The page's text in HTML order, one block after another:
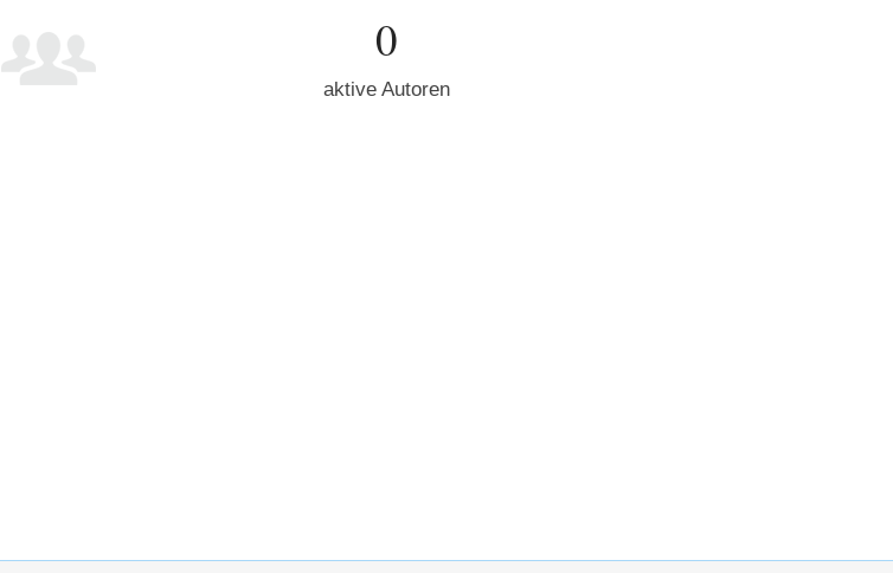
0
aktive Autoren